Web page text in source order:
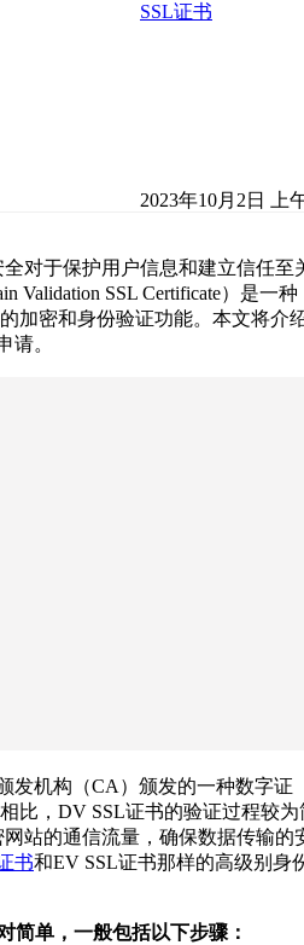
SSL证书
2023年10月2日 上
对于保护用户信息和建立信任至
Validation SSL Certificate）是一种
加密和身份验证功能。本文将介
请。
发机构（CA）颁发的一种数字证
比，DV SSL证书的验证过程较为
站的通信流量，确保数据传输的
书和EV SSL证书那样的高级别身
简单，一般包括以下步骤：